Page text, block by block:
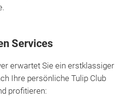
Services
erwartet Sie ein erstklassiger
Ihre persönliche Tulip Club
profitieren: